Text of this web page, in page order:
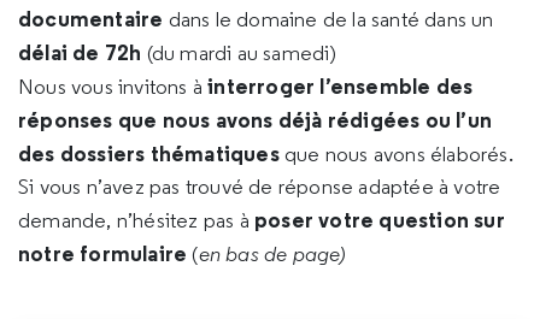
documentaire dans le domaine de la santé dans un
délai de 72h (du mardi au samedi)
Nous vous invitons àinterroger l’ensemble des
réponses que nous avons déjà rédigées ou l’un
des dossiers thématiques que nous avons élaborés.
Si vous n’avez pas trouvé de réponse adaptée à votre
demande, n’hésitez pas à poser votre question sur
notre formulaire (en bas de page)